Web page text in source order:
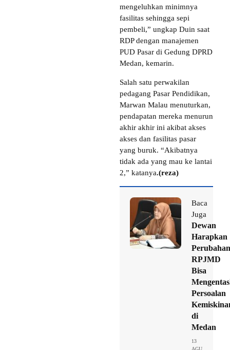
mengeluhkan minimnya
fasilitas sehingga sepi
pembeli,” ungkap Duin saat
RDP dengan manajemen
PUD Pasar di Gedung DPRD
Medan, kemarin.
Salah satu perwakilan
pedagang Pasar Pendidikan,
Marwan Malau menuturkan,
pendapatan mereka menurun
akhir akhir ini akibat akses
akses dan fasilitas pasar
yang buruk. “Akibatnya
tidak ada yang mau ke lantai
2,” katanya.(reza)
Baca
Juga
Dewan
Harapkan
Perubahan
RPJMD
Bisa
Persoalan
di
Medan
13
AGU